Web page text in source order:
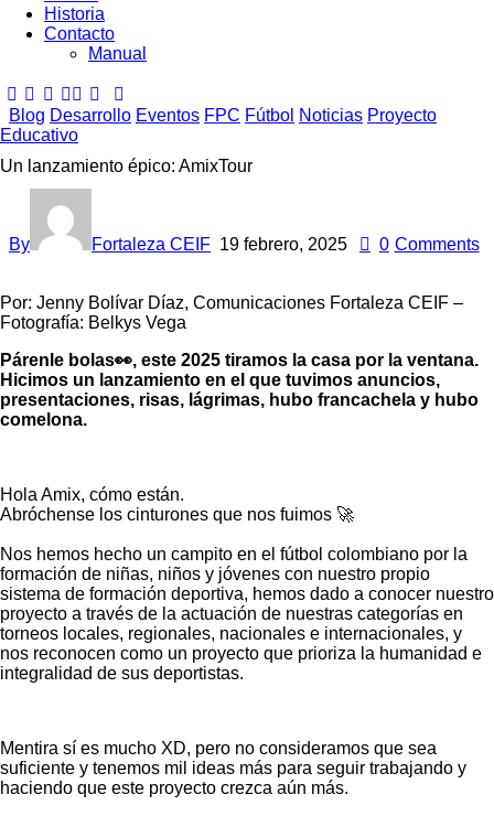
Historia
Contacto
Manual
Blog Desarrollo Eventos FPC Fútbol Noticias Proyecto
Educativo
Un lanzamiento épico: AmixTour
By Fortaleza CEIF 19 febrero, 2025 0 Comments
Por: Jenny Bolívar Díaz, Comunicaciones Fortaleza CEIF –
Fotografía: Belkys Vega
Párenle bolas👀, este 2025 tiramos la casa por la ventana.
Hicimos un lanzamiento en el que tuvimos anuncios,
presentaciones, risas, lágrimas, hubo francachela y hubo
comelona.
Hola Amix, cómo están.
Abróchense los cinturones que nos fuimos 🚀
Nos hemos hecho un campito en el fútbol colombiano por la
formación de niñas, niños y jóvenes con nuestro propio
sistema de formación deportiva, hemos dado a conocer nuestro
proyecto a través de la actuación de nuestras categorías en
torneos locales, regionales, nacionales e internacionales, y
nos reconocen como un proyecto que prioriza la humanidad e
integralidad de sus deportistas.
Mentira sí es mucho XD, pero no consideramos que sea
suficiente y tenemos mil ideas más para seguir trabajando y
haciendo que este proyecto crezca aún más.